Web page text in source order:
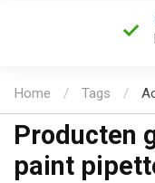
Home / Tags /
Producten
paint